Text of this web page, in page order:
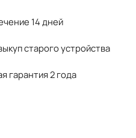
14 дней
старого устройства
гарантия 2 года